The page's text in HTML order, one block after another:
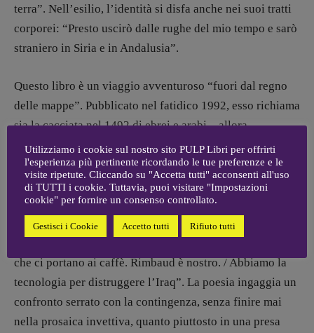
ARCHIVIO E AUTORI
terra”. Nell’esilio, l’identità si disfa anche nei suoi tratti
corporei: “Presto uscirò dalle rughe del mio tempo e sarò
straniero in Siria e in Andalusia”.
Questo libro è un viaggio avventuroso “fuori dal regno
delle mappe”. Pubblicato nel fatidico 1992, esso richiama
sia la cacciata nel 1492 di ebrei e arabi – allora
conviventi felici – dal Sudest della Spagna, sia la
conquista dell’America, avvenuta nello stesso anno. Ma
richiama anche la Prima guerra del Golfo contro l’Iraq
nel 1991: altro momento drammatico nel rapporto già
conflittuale tra occidente e mondo arabo, quest’ultimo
che ci portano ai caffè. Rimbaud è nostro. / Abbiamo la
tecnologia per distruggere l’Iraq”. La poesia ingaggia un
confronto serrato con la contingenza, senza finire mai
nella prosaica invettiva, quanto piuttosto in una presa
Utilizziamo i cookie sul nostro sito PULP Libri per offrirti
l'esperienza più pertinente ricordando le tue preferenze e le
visite ripetute. Cliccando su "Accetta tutti" acconsenti all'uso
di TUTTI i cookie. Tuttavia, puoi visitare "Impostazioni
cookie" per fornire un consenso controllato.
Gestisci i Cookie Accetto tutti Rifiuto tutti